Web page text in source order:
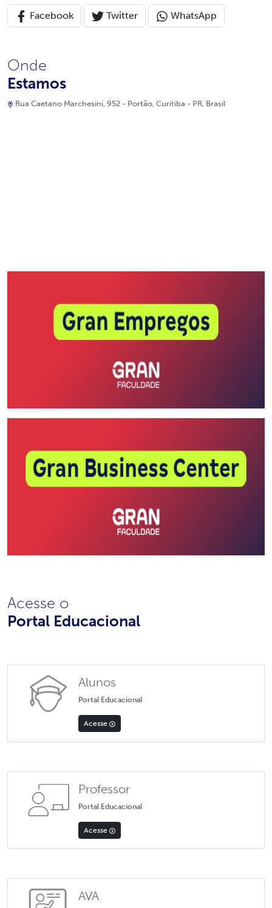
Facebook Twitter WhatsApp
Onde
Estamos
Rua Caetano Marchesini, 952 - Portão, Curitiba - PR, Brasil
Acesse o
Portal Educacional
Alunos
Portal Educacional
Acesse
Professor
Portal Educacional
Acesse
AVA